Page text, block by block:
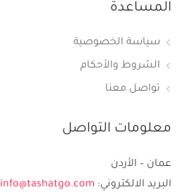
المساعدة
سياسة الخصوصية
الشروط والأحكام
تواصل معنا
معلومات التواصل
عمان – الأردن
البريد الالكتروني: info@tashatgo.com